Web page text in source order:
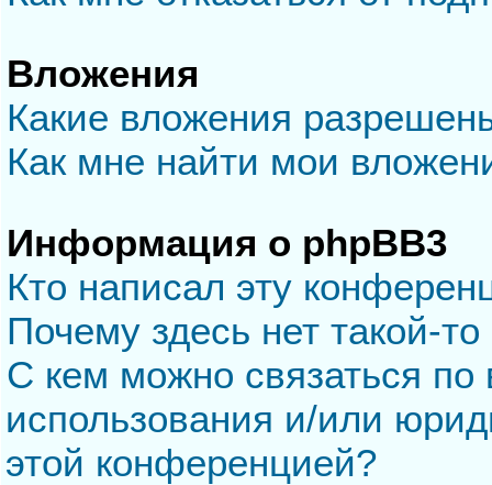
Вложения
Какие вложения
Как мне найти мои
Информация о phpBB3
Кто написал эту
Почему здесь нет такой-
С кем можно связаться по
использования и/или
этой конференцией?